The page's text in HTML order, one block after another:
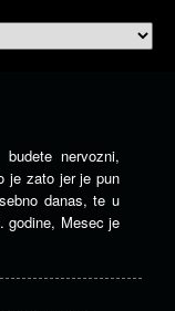
nervozni,
je zato jer je pun
danas, te u
godine, Mesec je